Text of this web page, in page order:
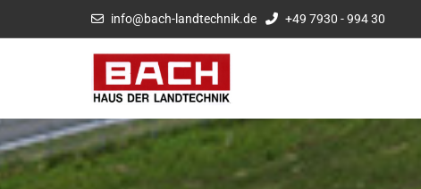
info@bach-landtechnik.de +49 7930 - 994 30